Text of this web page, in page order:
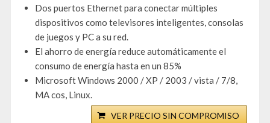
Dos puertos Ethernet para conectar múltiples
dispositivos como televisores inteligentes, consolas
de juegos y PC a su red.
El ahorro de energía reduce automáticamente el
consumo de energía hasta en un 85%
Microsoft Windows 2000 / XP / 2003 / vista / 7/8,
MA cos, Linux.
VER PRECIO SIN COMPROMISO